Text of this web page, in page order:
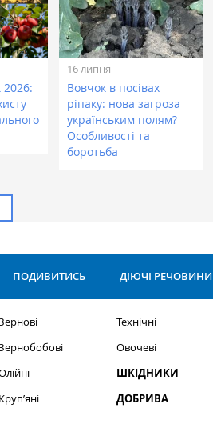
16 липня
Вовчок в посівах
ріпаку: нова загроза
українським полям?
Особливості та
боротьба
ПОДИВИТИСЬ ДІЮЧІ РЕЧОВИНИ
Круп’яні
Технічні
Овочеві
ШКІДНИКИ
ДОБРИВА